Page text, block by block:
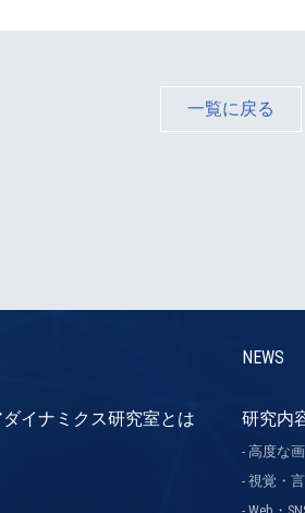
一覧に戻る
NEWS
ダイナミクス研究室とは 研究内
高度な
視覚・